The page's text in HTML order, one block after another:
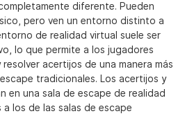
diferente. Pueden
pero ven un entorno distinto a
de realidad virtual suele ser
lo que permite a los jugadores
acertijos de una manera más
tradicionales. Los acertijos y
en una sala de escape de realidad
a los de las salas de escape